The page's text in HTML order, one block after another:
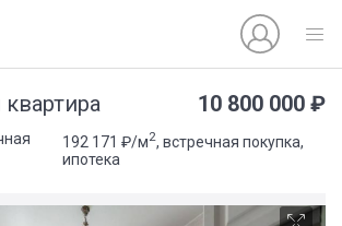
10 800 000 ₽
192 171 ₽/м2, встречная покупка,
ипотека